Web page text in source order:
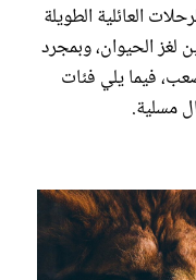
العائلية الطويلة
الحيوان، وبمجرد
فيما يلي فئات
مسلية.